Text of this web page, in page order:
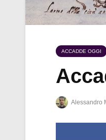
ACCADDE OGGI
Alessandro